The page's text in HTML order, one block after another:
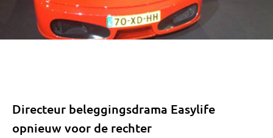
Directeur beleggingsdrama Easylife
opnieuw voor de rechter